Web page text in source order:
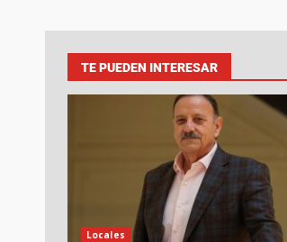
TE PUEDEN INTERESAR
Locales